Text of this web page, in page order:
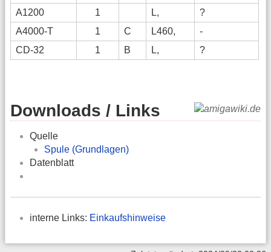
A1200
1 L,
?
A4000-T
1 C L460,
-
CD-32
1 B L, ?
Downloads / Links
Quelle
Spule (Grundlagen)
Datenblatt
interne Links: Einkaufshinweise